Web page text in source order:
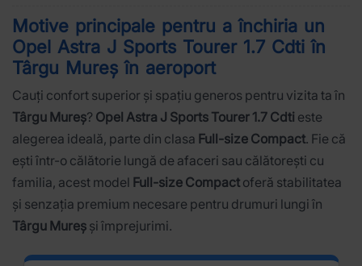
Motive principale pentru a închiria un
Opel Astra J Sports Tourer 1.7 Cdti în
Târgu Mureș în aeroport
Cauți confort superior și spațiu generos pentru vizita ta în
Târgu Mureș? Opel Astra J Sports Tourer 1.7 Cdti este
alegerea ideală, parte din clasa Full-size Compact. Fie că
ești într-o călătorie lungă de afaceri sau călătorești cu
familia, acest model Full-size Compact oferă stabilitatea
și senzația premium necesare pentru drumuri lungi în
Târgu Mureș și împrejurimi.